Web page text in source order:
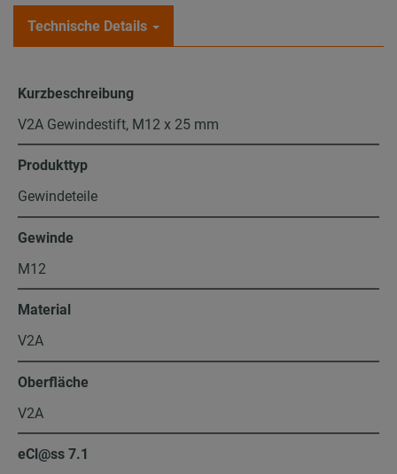
Technische Details
Kurzbeschreibung
V2A Gewindestift, M12 x 25 mm
Produkttyp
Gewindeteile
Gewinde
M12
Material
V2A
Oberfläche
V2A
eCl@ss 7.1